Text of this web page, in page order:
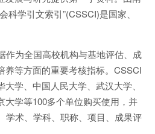
科学引文索引”(CSSCI)是国家、
作为全国高校机构与基地评估、成
养等方面的重要考核指标。CSSCI
学、中国人民大学、武汉大学、
大学等100多个单位购买使用，并
学术、学科、职称、项目、成果评